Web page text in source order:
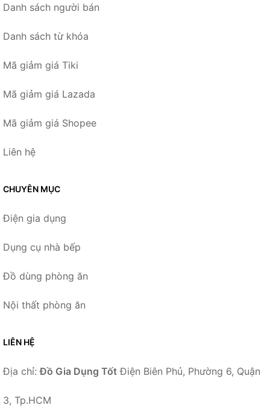
Danh sách người bán
Danh sách từ khóa
Mã giảm giá Tiki
Mã giảm giá Lazada
Mã giảm giá Shopee
Liên hệ
CHUYÊN MỤC
Điện gia dụng
Dụng cụ nhà bếp
Đồ dùng phòng ăn
Nội thất phòng ăn
LIÊN HỆ
Địa chỉ:Đồ Gia Dụng Tốt Điện Biên Phủ, Phường 6, Quận
3, Tp.HCM